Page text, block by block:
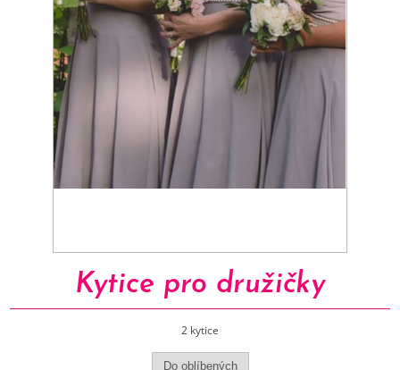
Kytice pro družičky
2 kytice